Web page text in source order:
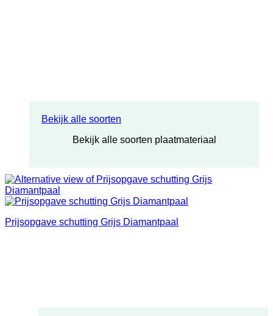
Bekijk alle soorten
Bekijk alle soorten plaatmateriaal
Prijsopgave schutting Grijs Diamantpaal